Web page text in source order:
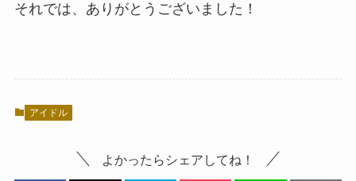
それでは、ありがとうございました！
アイドル
よかったらシェアしてね！